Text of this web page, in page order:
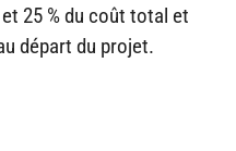
25 % du coût total et
départ du projet.